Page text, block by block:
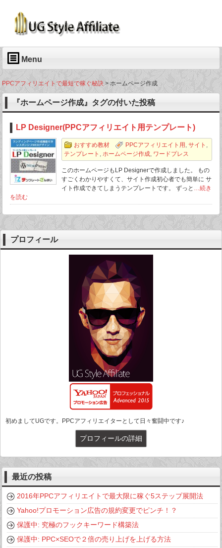
Menu
PPCアフィリエイトで最短で稼ぐ秘訣>ホームページ作成
『ホームページ作成』タグの付いた投稿
LP Designer(PPCアフィリエイト用テンプレート)
おすすめ教材 PPCアフィリエイト用 ,サイト
テンプレート
ホームページ作成 ワードプレス
このホームページもLP Designerで作成しました。 もの
すごくわかりやすくて、サイト作成初心者でも簡単に サ
イト作成できてしまうテンプレートです。 ずっと
…続き
を読む
プロフィール
初めましてUGです。PPCアフィリエイターとして日々奮闘中です♪
プロフィールの詳細
最近の投稿
2016年PPCアフィリエイトで最大限に稼ぐ5ステップ展開法
Yahoo!プロモーション広告の規約変更でピンチ！？
保護中: 究極のフックキーワード構築法
保護中: PPC×SEOで２倍の売り上げを上げる方法